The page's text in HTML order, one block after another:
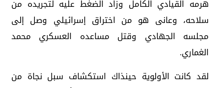
هرمه القيادي الكامل وزاد الضغط عليه لتجريده من
سلاحه، وعانى هو من اختراق إسرائيلي وصل إلى
مجلسه الجهادي وقتل مساعده العسكري محمد
الغماري.
لقد كانت الأولوية حينذاك استكشاف سبل نجاة من